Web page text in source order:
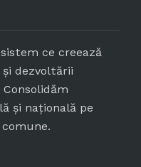
ce creează
dezvoltării
și națională pe